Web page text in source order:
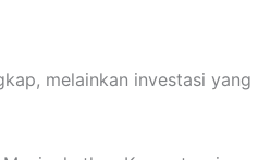
melainkan investasi yang